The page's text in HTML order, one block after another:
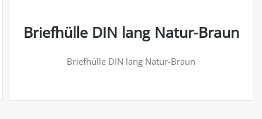
Briefhülle DIN lang Natur-Braun
Briefhülle DIN lang Natur-Braun